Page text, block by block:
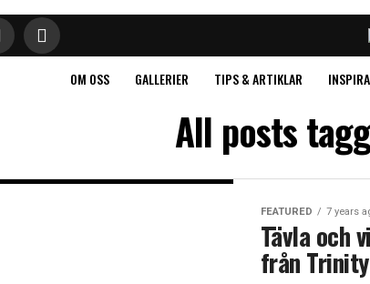
OM OSS GALLERIER TIPS & ARTIKLAR
All posts
FEATURED 7 years
Tävla och
från